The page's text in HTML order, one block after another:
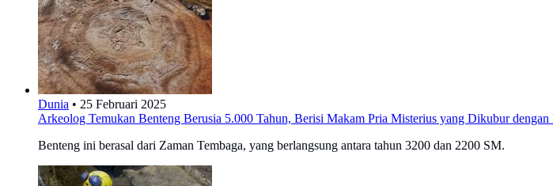
Dunia • 25 Februari 2025
Arkeolog Temukan Benteng Berusia 5.000 Tahun, Berisi Makam Pria Misterius yang Dikubur dengan
Benteng ini berasal dari Zaman Tembaga, yang berlangsung antara tahun 3200 dan 2200 SM.